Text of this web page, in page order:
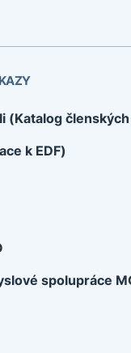
(Katalog
k EDF)
spolupráce